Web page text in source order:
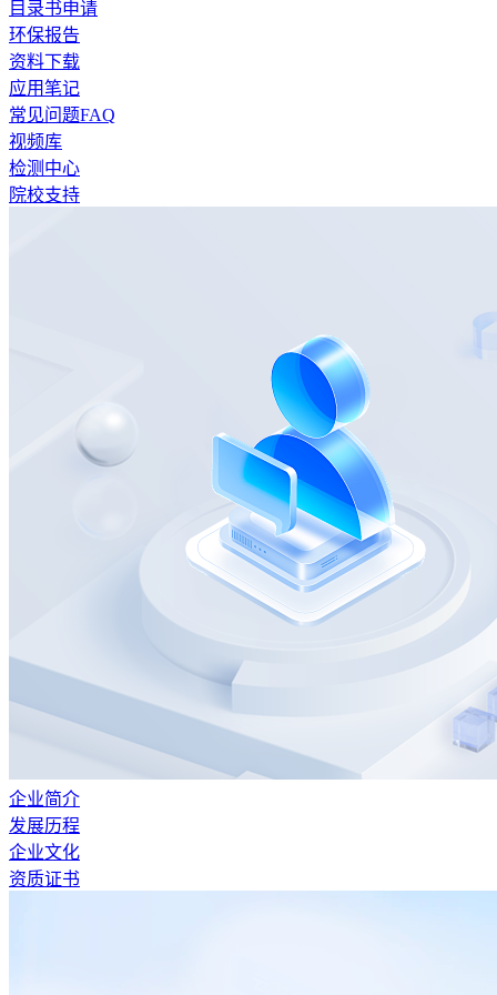
目录书申请
环保报告
资料下载
应用笔记
常见问题FAQ
视频库
检测中心
院校支持
企业简介
发展历程
企业文化
资质证书